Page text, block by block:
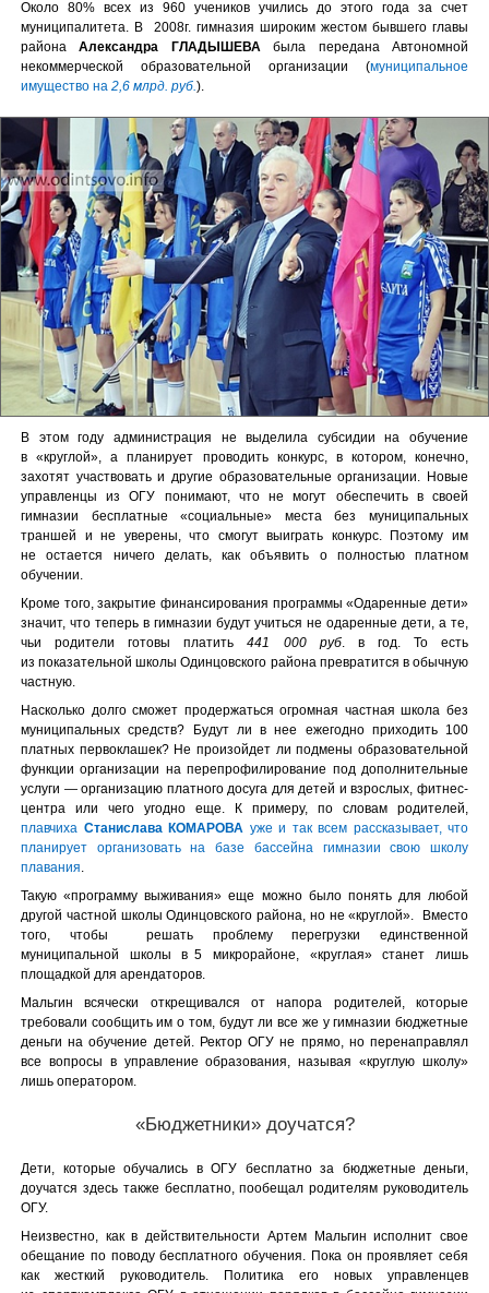
Около 80% всех из 960 учеников учились до этого года за счет
муниципалитета. В 2008г. гимназия широким жестом бывшего главы
районаАлександра ГЛАДЫШЕВАбыла передана Автономной
некоммерческой образовательной организации (муниципальное
имущество на 2,6 млрд. руб.).
В этом году администрация не выделила субсидии на обучение
в «круглой», а планирует проводить конкурс, в котором, конечно,
захотят участвовать и другие образовательные организации. Новые
управленцы из ОГУ понимают, что не могут обеспечить в своей
гимназии бесплатные «социальные» места без муниципальных
траншей и не уверены, что смогут выиграть конкурс. Поэтому им
не остается ничего делать, как объявить о полностью платном
обучении.
Кроме того, закрытие финансирования программы «Одаренные дети»
значит, что теперь в гимназии будут учиться не одаренные дети, а те,
чьи родители готовы платить441 000 руб. в год. То есть
из показательной школы Одинцовского района превратится в обычную
частную.
Насколько долго сможет продержаться огромная частная школа без
муниципальных средств? Будут ли в нее ежегодно приходить 100
платных первоклашек? Не произойдет ли подмены образовательной
функции организации на перепрофилирование под дополнительные
услуги — организацию платного досуга для детей и взрослых, фитнес-
центра или чего угодно еще. К примеру, по словам родителей,
плавчиха Станислава КОМАРОВА уже и так всем рассказывает, что
планирует организовать на базе бассейна гимназии свою школу
плавания.
Такую «программу выживания» еще можно было понять для любой
другой частной школы Одинцовского района, но не «круглой». Вместо
того, чтобы решать проблему перегрузки единственной
муниципальной школы в 5 микрорайоне, «круглая» станет лишь
площадкой для арендаторов.
Мальгин всячески открещивался от напора родителей, которые
требовали сообщить им о том, будут ли все же у гимназии бюджетные
деньги на обучение детей. Ректор ОГУ не прямо, но перенаправлял
все вопросы в управление образования, называя «круглую школу»
лишь оператором.
«Бюджетники» доучатся?
Дети, которые обучались в ОГУ бесплатно за бюджетные деньги,
доучатся здесь также бесплатно, пообещал родителям руководитель
ОГУ.
Неизвестно, как в действительности Артем Мальгин исполнит свое
обещание по поводу бесплатного обучения. Пока он проявляет себя
как жесткий руководитель. Политика его новых управленцев